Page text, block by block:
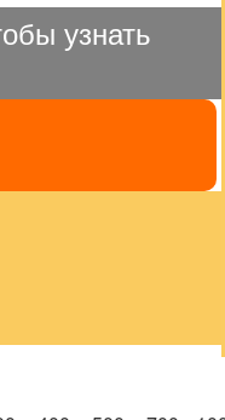
узнать